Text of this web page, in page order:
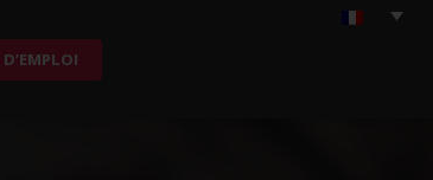
D’EMPLOI